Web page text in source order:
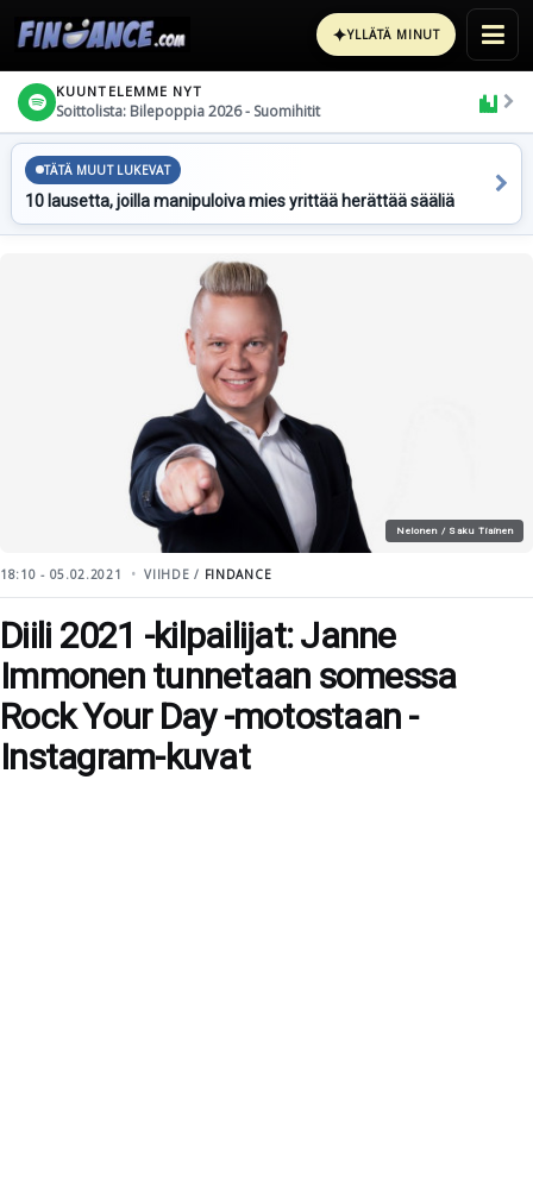
✦YLLÄTÄ MINUT
KUUNTELEMME NYT
Soittolista: Bilepoppia 2026 - Suomihitit
TÄTÄ MUUT LUKEVAT
10 lausetta, joilla manipuloiva mies yrittää herättää sääliä
Nelonen / Saku Tiainen
18:10 - 05.02.2021 VIIHDE / FINDANCE
Diili 2021 -kilpailijat: Janne
Immonen tunnetaan somessa
Rock Your Day -motostaan -
Instagram-kuvat